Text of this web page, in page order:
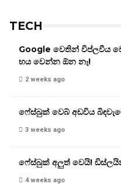
TECH
Google වෙතින් විප්ලවීය
භය වෙන්න ඕන නෑ!
2 weeks ago
ෆේස්බුක් වෙබ් අඩවිය
3 weeks ago
ෆේස්බුක් අලුත් වෙයි!
4 weeks ago